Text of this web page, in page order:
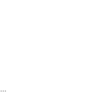
"이효리 남편도 선택한 車"… 300% 성장률 속 독주 모델, '이 차'에 꽂힌 이유 있었다